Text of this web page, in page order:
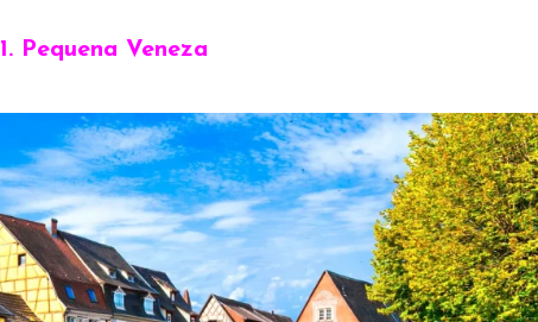
1. Pequena Veneza